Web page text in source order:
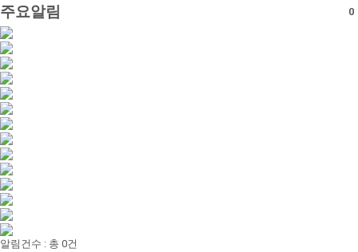
0
주요알림
알림건수 : 총 0건